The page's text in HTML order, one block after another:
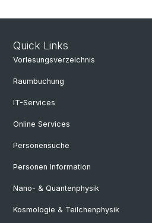
Quick Links
Vorlesungsverzeichnis
Raumbuchung
IT-Services
Online Services
Personensuche
Personen Information
Nano- & Quantenphysik
Kosmologie & Teilchenphysik